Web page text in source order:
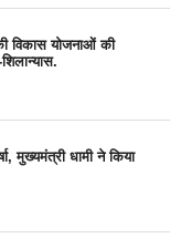
विकास योजनाओं की
मुख्यमंत्री धामी ने किया